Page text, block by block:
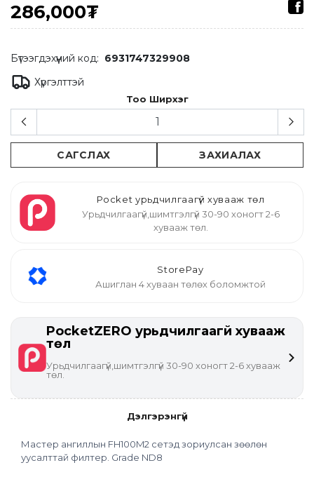
286,000₮
Бүтээгдэхүүний код: 6931747329908
Хүргэлттэй
Тоо Ширхэг
САГСЛАХ ЗАХИАЛАХ
Pocket урьдчилгаагүй хувааж төл
Урьдчилгаагүй,шимтгэлгүй 30-90 хоногт 2-6
хувааж төл.
StorePay
Ашиглан 4 хуваан төлөх боломжтой
PocketZERO урьдчилгаагүй хувааж
төл
Урьдчилгаагүй,шимтгэлгүй 30-90 хоногт 2-6 хувааж
төл.
Дэлгэрэнгүй
Мастер ангиллын FH100M2 сетэд зориулсан зөөлөн
уусалттай филтер. Grade ND8